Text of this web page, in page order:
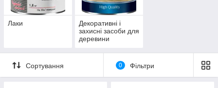
Лаки
Декоративні і
захисні засоби для
деревини
Сортування 0 Фільтри